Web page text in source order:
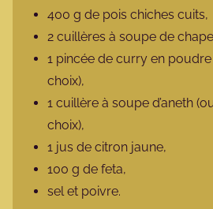
400 g de pois chiches cuits,
2 cuillères à soupe de
1 pincée de curry en
choix),
1 cuillère à soupe d’aneth
choix),
1 jus de citron jaune,
100 g de feta,
sel et poivre.